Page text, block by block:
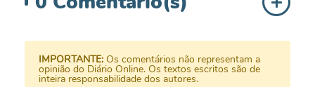
IMPORTANTE: Os comentários não representam a
opinião do Diário Online. Os textos escritos são de
inteira responsabilidade dos autores.